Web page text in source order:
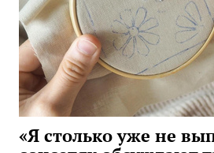
«Я столько уже не